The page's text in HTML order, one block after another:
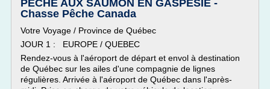
PECHE AUX SAUMON EN GASPESIE -
Chasse Pêche Canada
Votre Voyage / Province de Québec
JOUR 1 : EUROPE / QUEBEC
Rendez-vous à l'aéroport de départ et envol à destination
de Québec sur les ailes d'une compagnie de lignes
régulières. Arrivée à l'aéroport de Québec dans l'après-